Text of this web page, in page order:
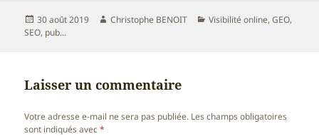
Publié
le
30 août 2019 Auteur
Christophe BENOIT Catégories
Visibilité online, GEO,
SEO, pub...
Laisser un commentaire
Votre adresse e-mail ne sera pas publiée. Les champs obligatoires
sont indiqués avec*